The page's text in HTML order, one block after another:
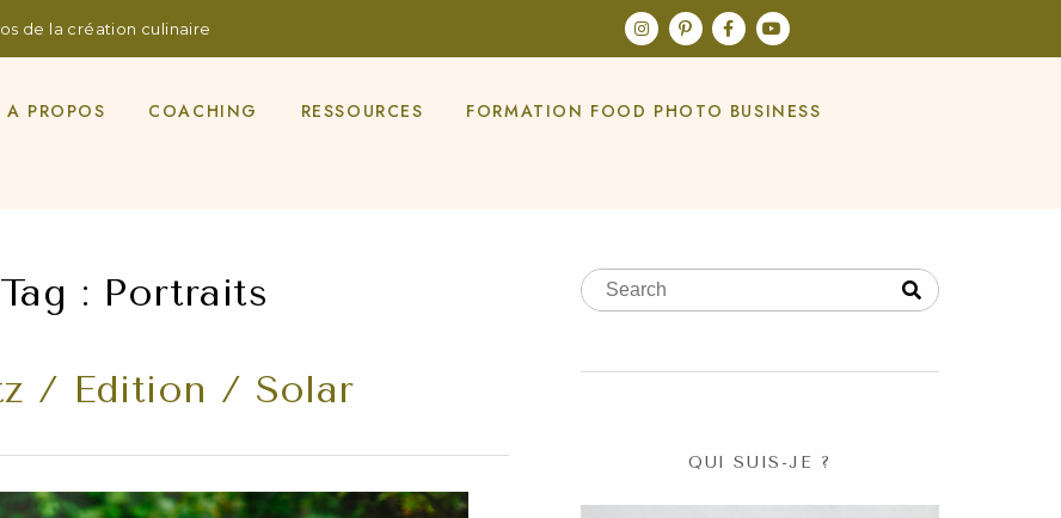
de la création culinaire
A PROPOS COACHING RESSOURCES FORMATION FOOD PHOTO BUSINESS
: Portraits
/ Edition / Solar
QUI SUIS-JE ?